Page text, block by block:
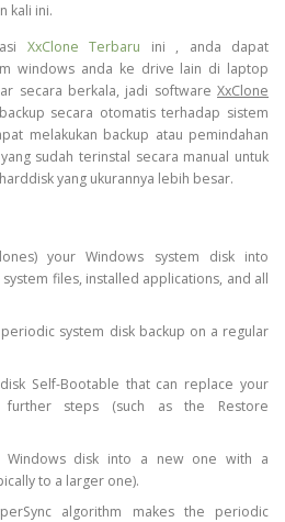
kali ini.
XxClone Terbaru ini , anda dapat
windows anda ke drive lain di laptop
secara berkala, jadi software XxClone
secara otomatis terhadap sistem
melakukan backup atau pemindahan
sudah terinstal secara manual untuk
yang ukurannya lebih besar.
your Windows system disk into
files, installed applications, and all
system disk backup on a regular
Self-Bootable that can replace your
steps (such as the Restore
Windows disk into a new one with a
to a larger one).
algorithm makes the periodic